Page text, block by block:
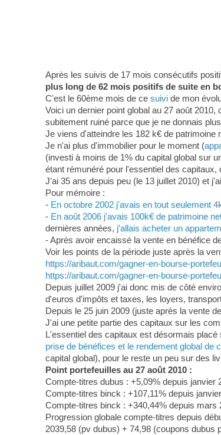
Après les suivis de 17 mois consécutifs
plus long de 62 mois positifs de suite en
C'est le 60ème mois de ce suivide mon
Voici un dernier point global au 27 août
subitement ruiné parce que je ne donnais
Je viens d'atteindre les 182 k€ de patrimoine
Je n'ai plus d'immobilier pour le moment (
(investi à moins de 1% du capital global sur
étant rémunéré pour l'essentiel des capitaux,
J'ai 35 ans depuis peu (le 13 juillet 2010) et
Pour mémoire :
- En octobre 2002 j'avais en tout seulement
- En août 2006 j'avais 100k€ de patrimoine
dernières années, j'allais acheter un
- Après avoir encaissé la vente en bénéfice
Voir les points de la période juste après la
https://aribaut.com/gagner-en-bourse-
https://aribaut.com/gagner-en-bourse-
Depuis juillet 2009 j'ai donc mis de côté
d'euros d'impôts et taxes, les loyers,
Depuis le 25 juin 2009 (juste après la vente
J'ai une petite partie des capitaux sur les
L'essentiel des capitaux est désormais
prise de bénéfices et le rendement global de
capital global), pour le reste un peu sur des
Point portefeuilles au 27 août 2010 :
Compte-titres dubus : +5,09% depuis janvier
Compte-titres binck : +107,11% depuis
Compte-titres binck : +340,44% depuis
Progression globale compte-titres depuis
2039,58 (pv dubus) + 74,98 (coupons dubus